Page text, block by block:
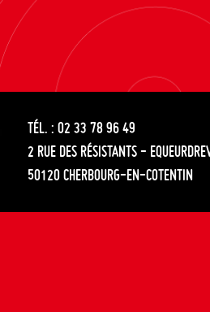
TÉL. : 02 33 78 96 49
2 RUE DES RÉSISTANTS -
50120 CHERBOURG-EN-COTENTIN